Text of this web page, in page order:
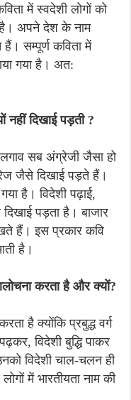
में स्वदेशी लोगों को
अपने देश के नाम
सम्पूर्ण कविता में
गया है। अत:
नहीं दिखाई पड़ती ?
लगाव सब अंग्रेजी जैसा हो
जैसे दिखाई पड़ते हैं।
है। विदेशी पढ़ाई,
दिखाई पड़ता है। बाजार
हैं। इस प्रकार कवि
है।
करता है और क्यों?
है क्योंकि प्रबुद्ध वर्ग
विदेशी बुद्धि पाकर
विदेशी चाल-चलन ही
में भारतीयता नाम की